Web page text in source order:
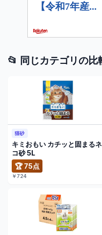
📂 同じカテゴリの比
猫砂
キミおもい カチッと固まるネ
コ砂 5L
🏆 75点
￥724